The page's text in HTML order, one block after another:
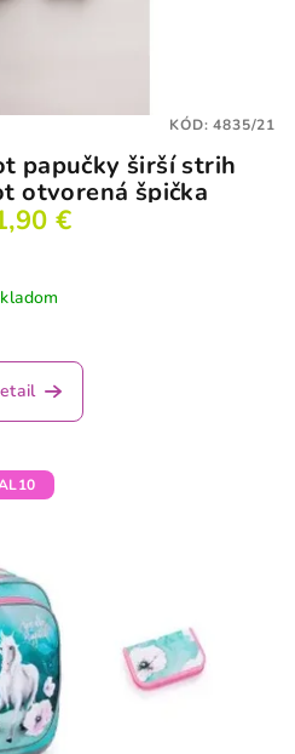
papučky širší strih
otvorená špička
€
hodnotenie
produktu
5
hviezdičiek.
KÓD:4835/21